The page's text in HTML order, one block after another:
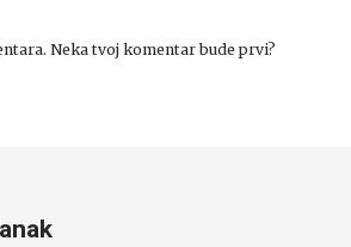
Neka tvoj komentar bude prvi?